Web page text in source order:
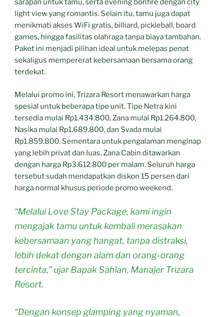
sarapan untuk tamu, serta evening bonfire dengan city
light view yang romantis. Selain itu, tamu juga dapat
menikmati akses WiFi gratis, billiard, pickleball, board
games, hingga fasilitas olahraga tanpa biaya tambahan.
Paket ini menjadi pilihan ideal untuk melepas penat
sekaligus mempererat kebersamaan bersama orang
terdekat.
Melalui promo ini, Trizara Resort menawarkan harga
spesial untuk beberapa tipe unit. Tipe Netra kini
tersedia mulai Rp1.434.800, Zana mulai Rp1.264.800,
Nasika mulai Rp1.689.800, dan Svada mulai
Rp1.859.800. Sementara untuk pengalaman menginap
yang lebih privat dan luas, Zana Cabin ditawarkan
dengan harga Rp3.612.800 per malam. Seluruh harga
tersebut sudah mendapatkan diskon 15 persen dari
harga normal khusus periode promo weekend.
“Melalui Love Stay Package, kami ingin
mengajak tamu untuk kembali merasakan
kebersamaan yang hangat, tanpa distraksi,
lebih dekat dengan alam dan orang-orang
tercinta,” ujar Bapak Sahlan, Manajer Trizara
Resort.
“Dengan konsep glamping yang nyaman,